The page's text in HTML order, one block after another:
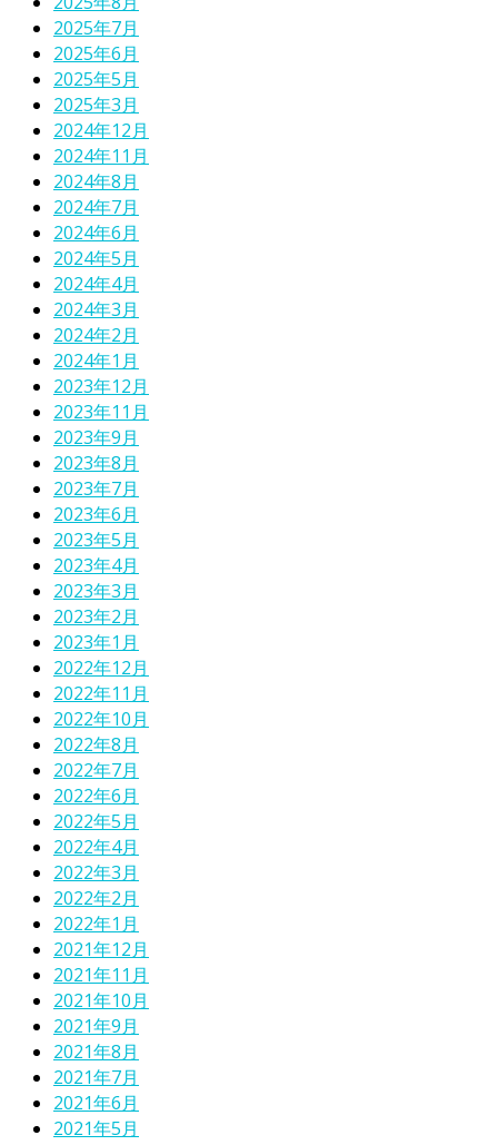
2025年7月
2025年6月
2025年5月
2025年3月
2024年12月
2024年11月
2024年8月
2024年7月
2024年6月
2024年5月
2024年4月
2024年3月
2024年2月
2024年1月
2023年12月
2023年11月
2023年9月
2023年8月
2023年7月
2023年6月
2023年5月
2023年4月
2023年3月
2023年2月
2023年1月
2022年12月
2022年11月
2022年10月
2022年8月
2022年7月
2022年6月
2022年5月
2022年4月
2022年3月
2022年2月
2022年1月
2021年12月
2021年11月
2021年10月
2021年9月
2021年8月
2021年7月
2021年6月
2021年5月